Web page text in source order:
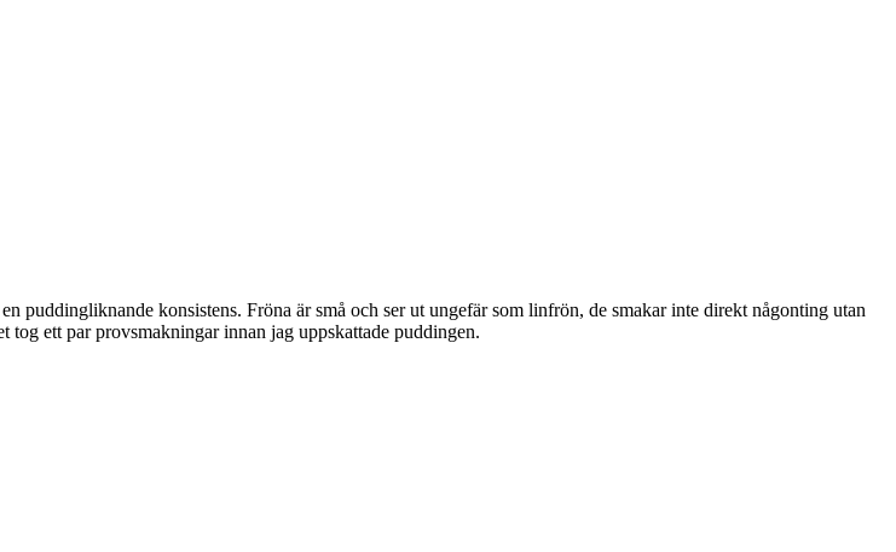
konsistens. Fröna är små och ser ut ungefär som linfrön, de smakar inte direkt någonting utan
tog ett par provsmakningar innan jag uppskattade puddingen.